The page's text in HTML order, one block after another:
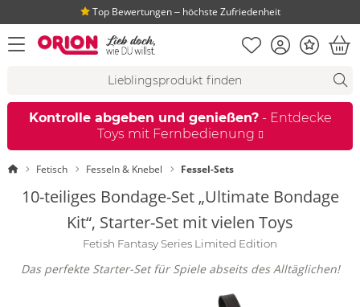
Top Bewertungen ‒ höchste Zufriedenheit
Menü öffnen Merkliste
KontoBonus
Kontrolle abgeben und genießen?- Entdecke
Toys mit Fernbedienung
Startseite
Fetisch Fesseln & Knebel Fessel-Sets
10-teiliges Bondage-Set „Ultimate Bondage
Kit“, Starter-Set mit vielen Toys
Fetish Fantasy Series Limited Edition
Das perfekte Starter-Set für Spiele abseits des Alltäglichen!